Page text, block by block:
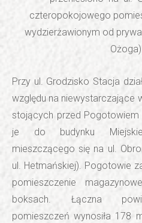
czteropokojowego
wydzierżawionym od
Przy ul. Grodzisko Stacja
względu na niewystarczające
stojących przed Pogotowiem
je do budynku
mieszczącego się na ul.
ul. Hetmańskiej). Pogotowie
pomieszczenie
boksach. Łączna
pomieszczeń wynosiła 178